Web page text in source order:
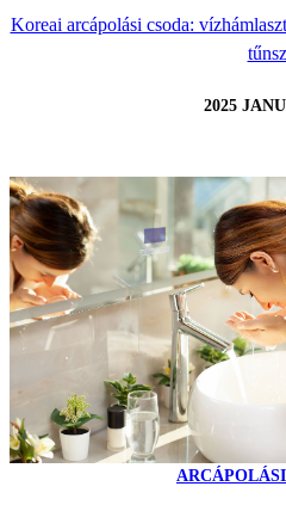
Koreai arcápolási csoda:
tűnsz
2025